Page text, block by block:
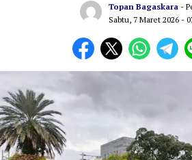
Topan Bagaskara -
Sabtu, 7 Maret 2026 -